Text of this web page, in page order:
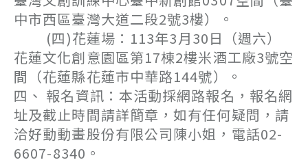
中市西區臺灣大道二段2號3樓）。
(四)花蓮場：113年3月30日（週六）
花蓮文化創意園區第17棟2樓米酒工廠3號空
間（花蓮縣花蓮市中華路144號）。
四、 報名資訊：本活動採網路報名，報名網
址及截止時間請詳簡章，如有任何疑問，請
洽好動動畫股份有限公司陳小姐，電話02-
6607-8340。